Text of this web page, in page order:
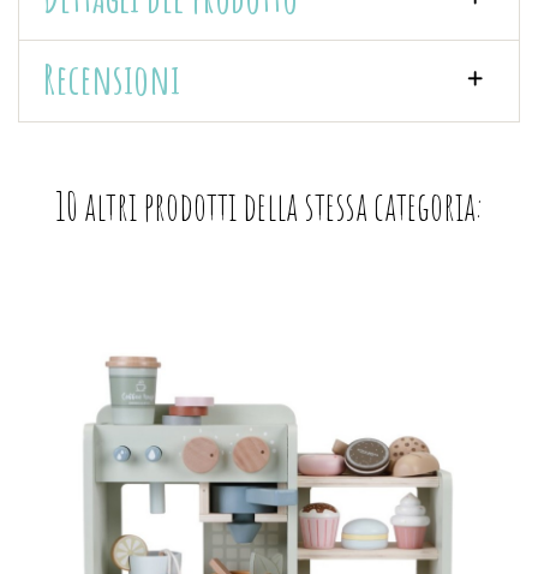
Recensioni
10 altri prodotti della stessa categoria: